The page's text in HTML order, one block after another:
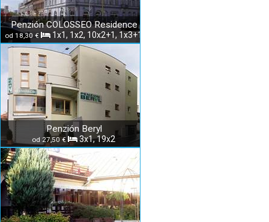
Penzión COLOSSEO Residence
od 18,30 € 1x1, 1x2, 10x2+1, 1x3+1
Penzión Beryl
od 27,50 € 3x1, 19x2